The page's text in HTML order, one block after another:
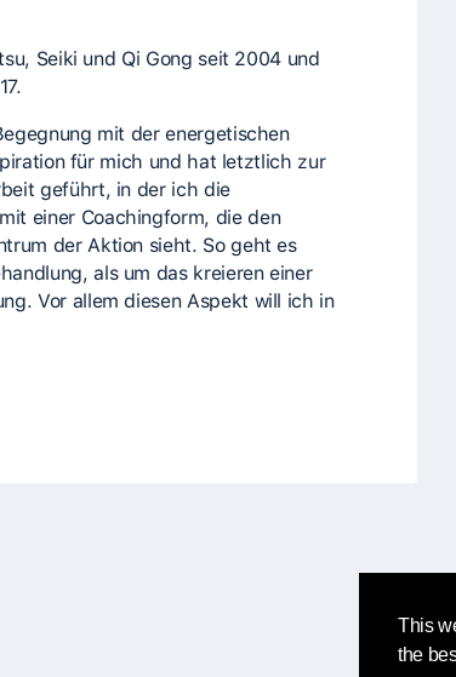
This
the
Seiki und Qi Gong seit 2004 und
mit der energetischen
für mich und hat letztlich zur
geführt, in der ich die
einer Coachingform, die den
der Aktion sieht. So geht es
als um das kreieren einer
Vor allem diesen Aspekt will ich in